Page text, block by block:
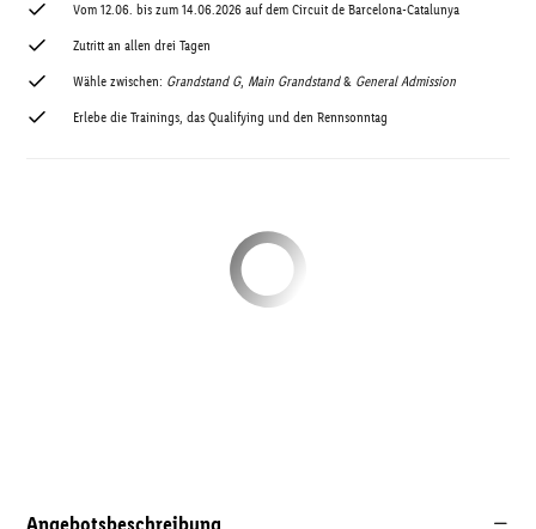
Vom 12.06. bis zum 14.06.2026 auf dem Circuit de Barcelona-Catalunya
Zutritt an allen drei Tagen
Wähle zwischen: Grandstand G, Main Grandstand& General Admission
Erlebe die Trainings, das Qualifying und den Rennsonntag
Angebotsbeschreibung